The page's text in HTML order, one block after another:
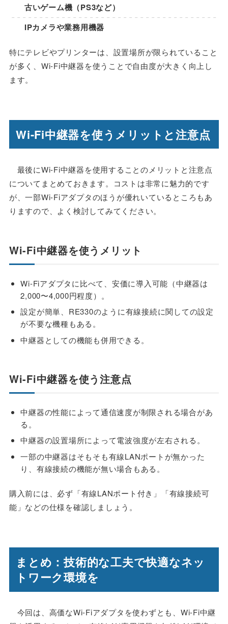
古いゲーム機（PS3など）
IPカメラや業務用機器
特にテレビやプリンターは、設置場所が限られていること
が多く、Wi-Fi中継器を使うことで自由度が大きく向上し
ます。
Wi-Fi中継器を使うメリットと注意点
最後にWi-Fi中継器を使用することのメリットと注意点
についてまとめておきます。コストは非常に魅力的です
が、一部Wi-Fiアダプタのほうが優れいているところもあ
りますので、よく検討してみてください。
Wi-Fi中継器を使うメリット
Wi-Fiアダプタに比べて、安価に導入可能（中継器は
2,000〜4,000円程度）。
設定が簡単、RE330のように有線接続に関しての設定
が不要な機種もある。
中継器としての機能も併用できる。
Wi-Fi中継器を使う注意点
中継器の性能によって通信速度が制限される場合があ
る。
中継器の設置場所によって電波強度が左右される。
一部の中継器はそもそも有線LANポートが無かった
り、有線接続の機能が無い場合もある。
購入前には、必ず「有線LANポート付き」「有線接続可
能」などの仕様を確認しましょう。
まとめ：技術的な工夫で快適なネッ
トワーク環境を
今回は、高価なWi-Fiアダプタを使わずとも、Wi-Fi中継